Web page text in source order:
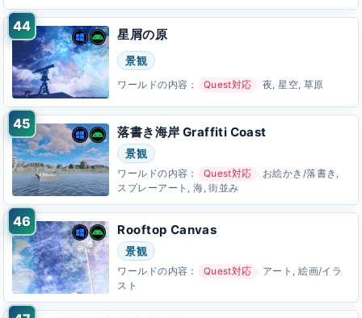
星屑の原
景観
ワールドの内容： Quest対応 夜, 星空, 草原
落書き海岸 Graffiti Coast
景観
ワールドの内容： Quest対応
お絵かき/落書き,
スプレーアート, 海, 街並み
Rooftop Canvas
景観
ワールドの内容： Quest対応
アート, 絵画/イラ
スト